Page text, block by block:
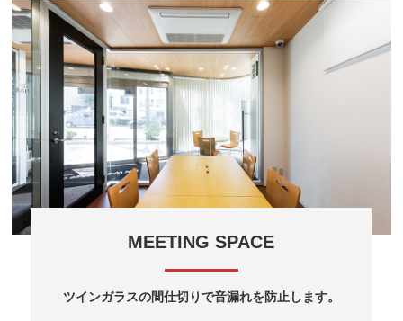
MEETING SPACE
ツインガラスの間仕切りで音漏れを防止します。